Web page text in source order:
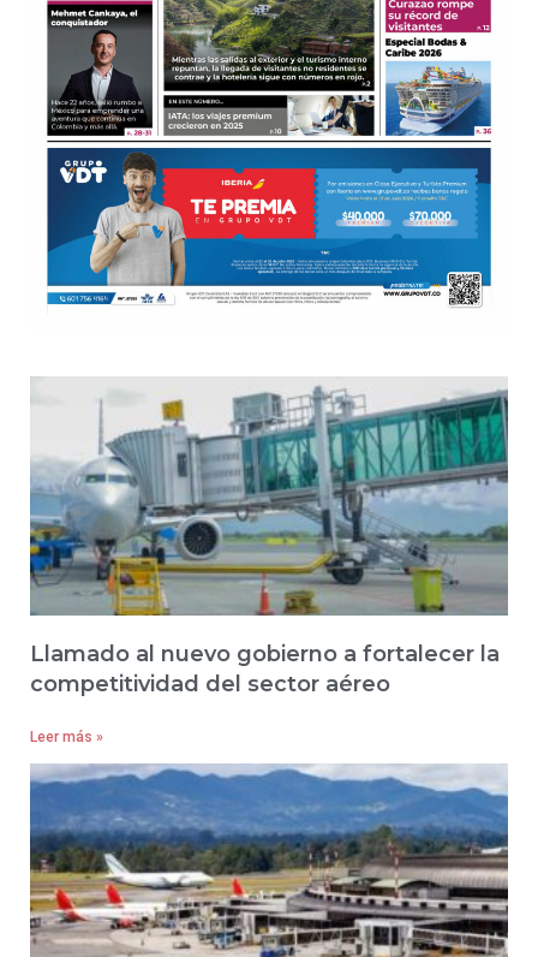
Llamado al nuevo gobierno a fortalecer la
competitividad del sector aéreo
Leer más »